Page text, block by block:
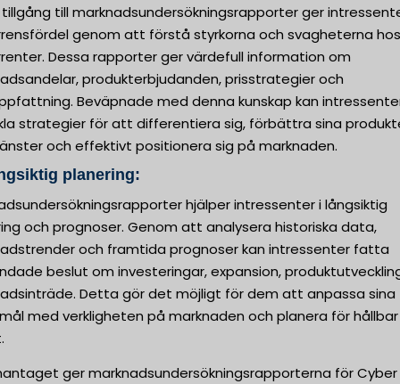
till marknadsundersökningsrapporter ger
genom att förstå styrkorna och svagheterna
Dessa rapporter ger värdefull information om
produkterbjudanden, prisstrategier och
Beväpnade med denna kunskap kan
strategier för att differentiera sig, förbättra sina
och effektivt positionera sig på marknaden.
planering:
hjälper intressenter i långsiktig
och prognoser. Genom att analysera historiska data,
och framtida prognoser kan intressenter fatta
beslut om investeringar, expansion,
Detta gör det möjligt för dem att anpassa sina
med verkligheten på marknaden och planera för hållbar
ger marknadsundersökningsrapporterna för Cyber